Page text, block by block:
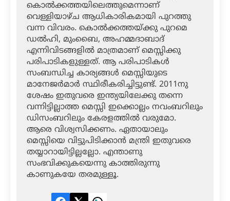
കൊല്‍ക്കത്തയിലെത്തുമെന്നാണ്
വെള്ളിയാഴ്ച ആധികാരികമായി പുറത്തു
വന്ന വിവരം. കൊല്‍ക്കത്തയ്ക്കു പുറമെ
ഡല്‍ഹി, മുംബൈ, അഹമ്മദാബാദ്
എന്നിവിടങ്ങളില്‍ മാത്രമാണ് മെസ്സിക്കു
പരിപാടികളുള്ളത്. ആ പരിപാടികള്‍
സംബന്ധിച്ച കാര്യങ്ങള്‍ മെസ്സിയുടെ
മാനേജര്‍മാര്‍ സ്ഥിരീകരിച്ചിട്ടുണ്ട്. 2011നു
ശേഷം ഇതുവരെ ഇന്ത്യയിലേക്കു തന്നെ
വന്നിട്ടില്ലാത്ത മെസ്സി ഇക്കൊല്ലം നവംബറിലും
ഡിസംബറിലും കേരളത്തില്‍ വരുമോ.
ആരെ വിശ്വസിക്കണം. ഏതായാലും
മെസ്സിയെ വിട്ടുപിടിക്കാന്‍ മന്ത്രി ഇതുവരെ
തയ്യാറായിട്ടില്ലല്ലോ. എന്താണു
സംഭവിക്കുകയെന്നു കാത്തിരുന്നു
കാണുകയേ തരമുള്ളൂ.